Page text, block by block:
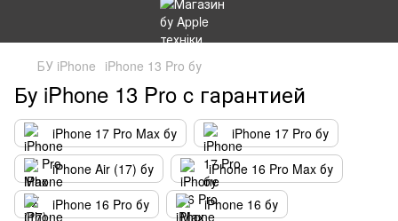
БУ iPhone iPhone 13 Pro бу
Бу iPhone 13 Pro c гарантией
iPhone 17 Pro Max бу
iPhone 17 Pro бу
iPhone Air (17) бу
iPhone 16 Pro Max бу
iPhone 16 Pro бу
iPhone 16 бу